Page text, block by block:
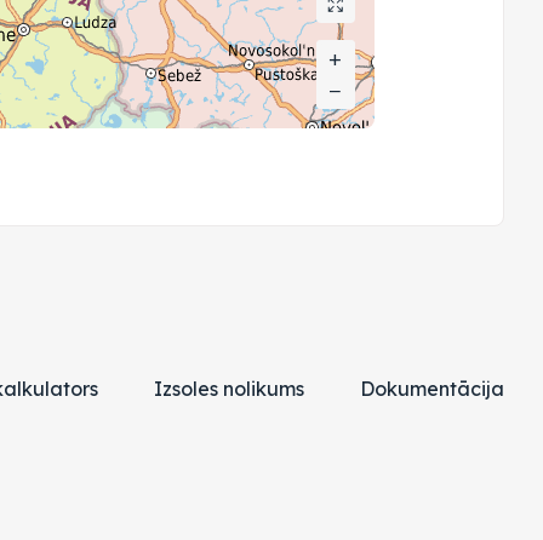
+
−
+
−
Izsoles nolikums Dokumentācija